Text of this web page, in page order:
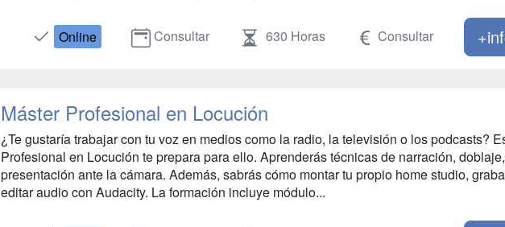
Online Consultar 630 Horas Consultar
Máster Profesional en Locución
¿Te gustaría trabajar con tu voz en medios como la radio, la televisión o los podcasts?
Profesional en Locución te prepara para ello. Aprenderás técnicas de narración,
presentación ante la cámara. Además, sabrás cómo montar tu propio home studio,
editar audio con Audacity. La formación incluye módulo...